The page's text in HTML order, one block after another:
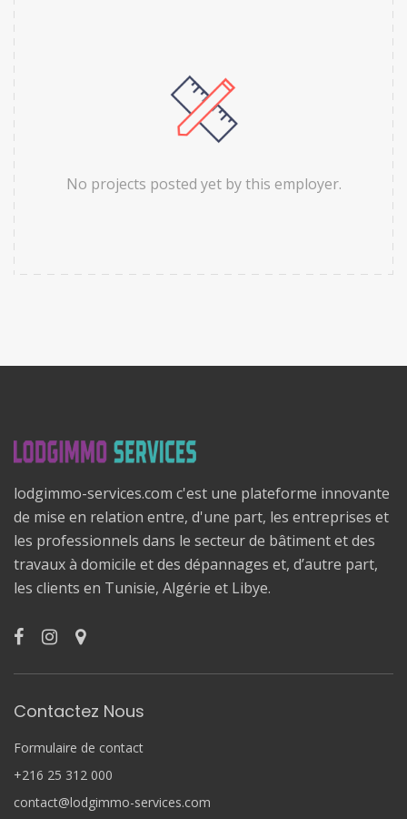
No projects posted yet by this employer.
lodgimmo-services.com c'est une plateforme innovante
de mise en relation entre, d'une part, les entreprises et
les professionnels dans le secteur de bâtiment et des
travaux à domicile et des dépannages et, d’autre part,
les clients en Tunisie, Algérie et Libye.
Contactez Nous
Formulaire de contact
+216 25 312 000
contact@lodgimmo-services.com